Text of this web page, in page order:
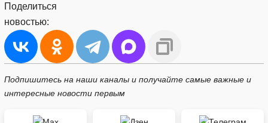
Поделиться
новостью:
Подпишитесь на наши каналы и получайте самые важные и
интересные новости первым